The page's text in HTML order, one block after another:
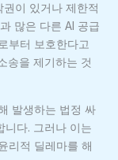
이 있거나 제한적
많은 다른 AI 공급
부터 보호한다고
송을 제기하는 것
발생하는 법정 싸
니다. 그러나 이는
리적 딜레마를 해